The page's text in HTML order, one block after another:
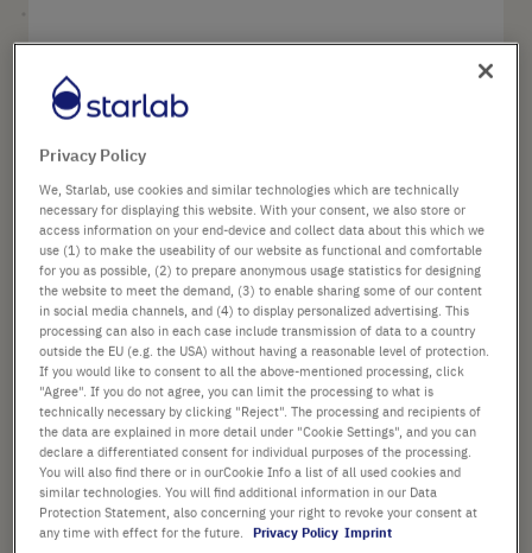
the
beginning
of
the
images
gallery
Réf.
14,20 €
Prix catalogue indiqué. [*hors TVA et frais de port]
Vérifier la disponibilité Horsfrais de port
- +
Ajouter
au
panier
1 Pièce (1 Boîte × 1 Pièce)
Privacy Policy
We, Starlab, use cookies and similar technologies which are technically
necessary for displaying this website. With your consent, we also store or
access information on your end-device and collect data about this which we
use (1) to make the useability of our website as functional and comfortable
for you as possible, (2) to prepare anonymous usage statistics for designing
the website to meet the demand, (3) to enable sharing some of our content
in social media channels, and (4) to display personalized advertising. This
processing can also in each case include transmission of data to a country
outside the EU (e.g. the USA) without having a reasonable level of protection.
If you would like to consent to all the above-mentioned processing, click
"Agree". If you do not agree, you can limit the processing to what is
technically necessary by clicking "Reject". The processing and recipients of
the data are explained in more detail under "Cookie Settings", and you can
declare a differentiated consent for individual purposes of the processing.
You will also find there or in ourCookie Info a list of all used cookies and
similar technologies. You will find additional information in our Data
Protection Statement, also concerning your right to revoke your consent at
any time with effect for the future.
Privacy Policy Imprint